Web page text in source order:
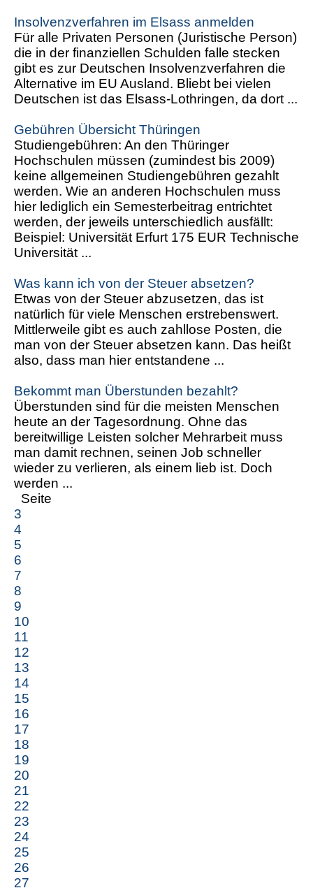
Insolvenzverfahren im Elsass anmelden
Für alle Privaten Personen (Juristische Person)
die in der finanziellen Schulden falle stecken
gibt es zur Deutschen Insolvenzverfahren die
Alternative im EU Ausland. Bliebt bei vielen
Deutschen ist das Elsass-Lothringen, da dort ...
Gebühren Übersicht Thüringen
Studiengebühren: An den Thüringer
Hochschulen müssen (zumindest bis 2009)
keine allgemeinen Studiengebühren gezahlt
werden. Wie an anderen Hochschulen muss
hier lediglich ein Semesterbeitrag entrichtet
werden, der jeweils unterschiedlich ausfällt:
Beispiel: Universität Erfurt 175 EUR Technische
Universität ...
Was kann ich von der Steuer absetzen?
Etwas von der Steuer abzusetzen, das ist
natürlich für viele Menschen erstrebenswert.
Mittlerweile gibt es auch zahllose Posten, die
man von der Steuer absetzen kann. Das heißt
also, dass man hier entstandene ...
Bekommt man Überstunden bezahlt?
Überstunden sind für die meisten Menschen
heute an der Tagesordnung. Ohne das
bereitwillige Leisten solcher Mehrarbeit muss
man damit rechnen, seinen Job schneller
wieder zu verlieren, als einem lieb ist. Doch
werden ...
Seite
3
4
5
6
7
8
9
10
11
12
13
14
15
16
17
18
19
20
21
22
23
24
25
26
27